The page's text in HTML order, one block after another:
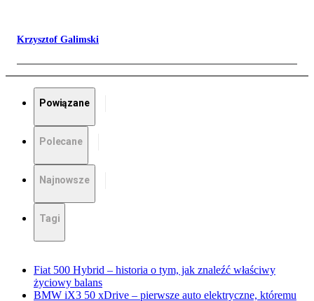
Krzysztof Galimski
Powiązane
Polecane
Najnowsze
Tagi
Fiat 500 Hybrid – historia o tym, jak znaleźć właściwy
życiowy balans
BMW iX3 50 xDrive – pierwsze auto elektryczne, któremu